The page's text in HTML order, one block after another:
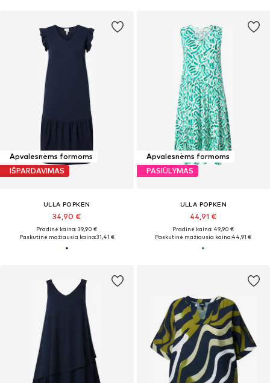
Apvalesnėms formoms
IŠPARDAVIMAS
ULLA POPKEN
34,90 €
Pradinė kaina: 39,90 €
Paskutinė mažiausia kaina:31,41 €
Apvalesnėms formoms
PASIŪLYMAS
ULLA POPKEN
44,91 €
Pradinė kaina: 49,90 €
Paskutinė mažiausia kaina:44,91 €